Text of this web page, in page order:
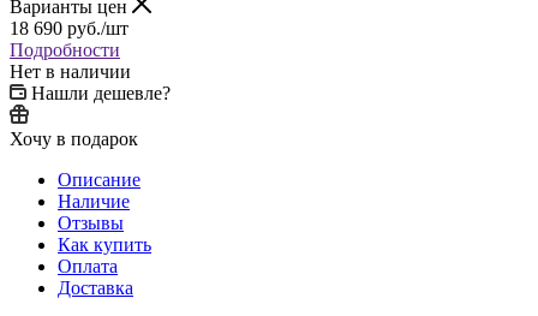
Варианты цен
18 690 руб./шт
Подробности
Нет в наличии
Нашли дешевле?
Хочу в подарок
Описание
Наличие
Отзывы
Как купить
Оплата
Доставка